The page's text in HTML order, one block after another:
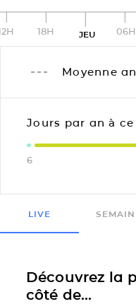
18H JEU 06H
Moyenne
Jours par an à
6
LIVE
Découvrez la
côté de...